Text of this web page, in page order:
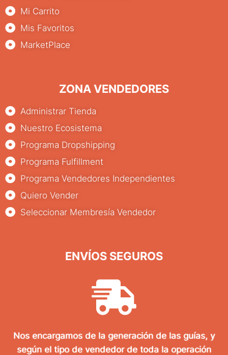
Mi Carrito
Mis Favoritos
MarketPlace
ZONA VENDEDORES
Administrar Tienda
Nuestro Ecosistema
Programa Dropshipping
Programa Fulfillment
Programa Vendedores Independientes
Quiero Vender
Seleccionar Membresía Vendedor
ENVÍOS SEGUROS
Nos encargamos de la generación de las guías, y
según el tipo de vendedor de toda la operación